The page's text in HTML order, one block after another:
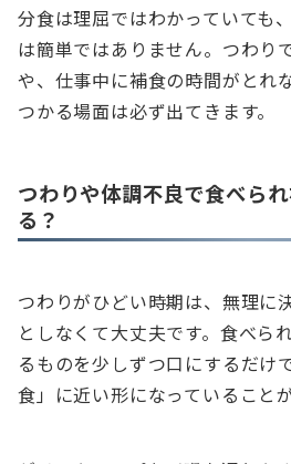
分食は理屈ではわかっていても
は簡単ではありません。つわり
や、仕事中に補食の時間がとれ
つかる場面は必ず出てきます。
つわりや体調不良で食べら
る？
つわりがひどい時期は、無理に
としなくて大丈夫です。食べら
るものを少しずつ口にするだけ
食」に近い形になっていること